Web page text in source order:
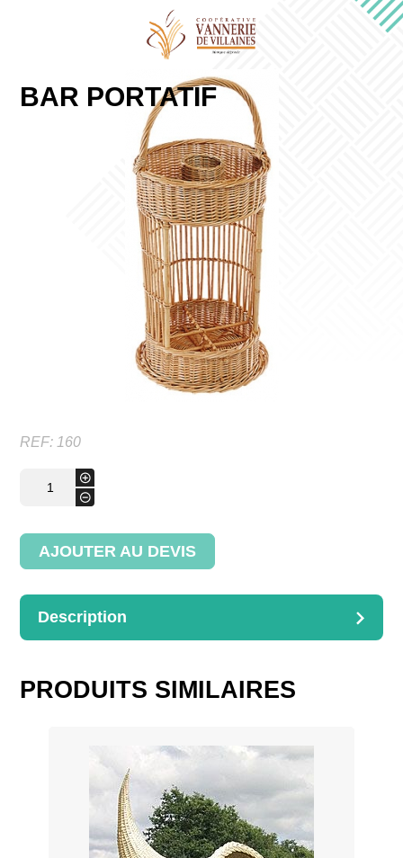
BAR PORTATIF
REF: 160
-
+
AJOUTER AU DEVIS
Description
Dimensions : D.30H.80cm
PRODUITS SIMILAIRES